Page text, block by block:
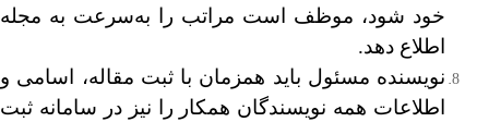
خود شود، موظف است مراتب را به‌سرعت به مجله
اطلاع دهد.
نویسنده مسئول باید همزمان با ثبت مقاله، اسامی و
اطلاعات همه نویسندگان همکار را نیز در سامانه ثبت